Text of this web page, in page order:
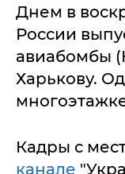
Днем в
России
авиабомбы
Харькову.
Кадры с
канале